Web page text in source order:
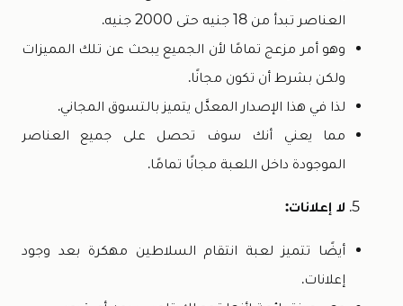
العناصر تبدأ من 18 جنيه حتى 2000 جنيه.
وهو أمر مزعج تمامًا لأن الجميع يبحث عن تلك المميزات
ولكن بشرط أن تكون مجانًا.
لذا في هذا الإصدار المعدَّل يتميز بالتسوق المجاني.
مما يعني أنك سوف تحصل على جميع العناصر
الموجودة داخل اللعبة مجانًا تمامًا.
لا إعلانات:
أيضًا تتميز لعبة انتقام السلاطين مهكرة بعد وجود
إعلانات.